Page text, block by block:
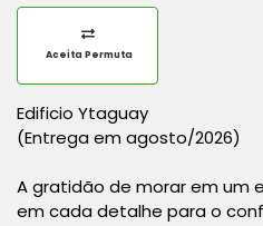
Aceita Permuta
Edificio Ytaguay
(Entrega em agosto/2026)
A gratidão de morar em um
em cada detalhe para o